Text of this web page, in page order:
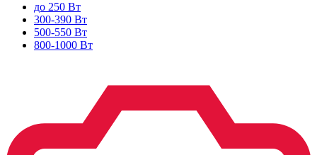
до 250 Вт
300-390 Вт
500-550 Вт
800-1000 Вт